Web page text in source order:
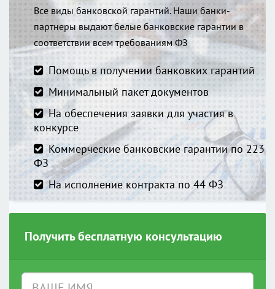
Все виды банковской гарантий. Наши банки-
партнеры выдают белые банковские гарантии в
соответствии всем требованиям ФЗ
Помощь в получении банковких гарантий
Минимальный пакет документов
На обеспечения заявки для участия в
конкурсе
Коммерческие банковские гарантии по 223
ФЗ
На исполнение контракта по 44 ФЗ
Получить бесплатную консультацию